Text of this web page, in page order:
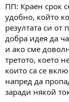
ПП: Краен срок
удобно, който
резултата си
добра идея да
и ако сме
третото, което
които са се
напред да
заради някой